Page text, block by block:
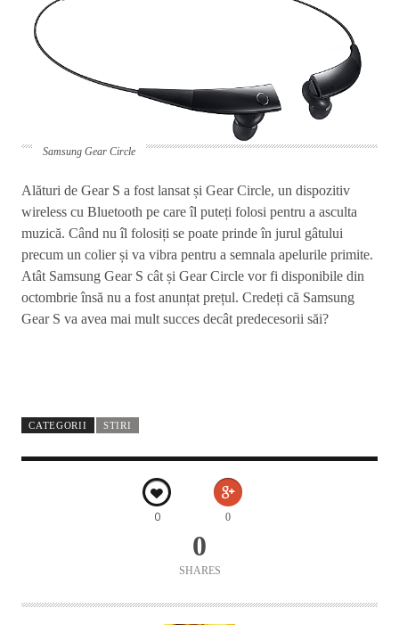
Samsung Gear Circle
Alături de Gear S a fost lansat și Gear Circle, un dispozitiv
wireless cu Bluetooth pe care îl puteți folosi pentru a asculta
muzică. Când nu îl folosiți se poate prinde în jurul gâtului
precum un colier și va vibra pentru a semnala apelurile primite.
Atât Samsung Gear S cât și Gear Circle vor fi disponibile din
octombrie însă nu a fost anunțat prețul. Credeți că Samsung
Gear S va avea mai mult succes decât predecesorii săi?
CATEGORII STIRI
0 0
0
SHARES